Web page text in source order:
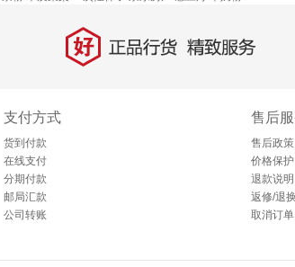
好 正品行货，精致服务
支付方式
货到付款
在线支付
分期付款
邮局汇款
公司转账
售后
售后政策
价格保护
退款说明
返修/退
取消订单